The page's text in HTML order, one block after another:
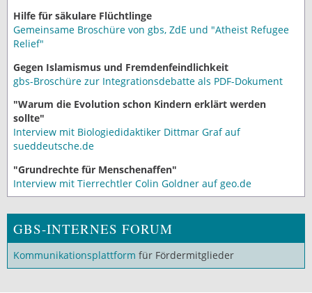
Hilfe für säkulare Flüchtlinge
Gemeinsame Broschüre von gbs, ZdE und "Atheist Refugee
Relief"
Gegen Islamismus und Fremdenfeindlichkeit
gbs-Broschüre zur Integrationsdebatte als PDF-Dokument
"Warum die Evolution schon Kindern erklärt werden
sollte"
Interview mit Biologiedidaktiker Dittmar Graf auf
sueddeutsche.de
"Grundrechte für Menschenaffen"
Interview mit Tierrechtler Colin Goldner auf geo.de
GBS-INTERNES FORUM
Kommunikationsplattform für Fördermitglieder